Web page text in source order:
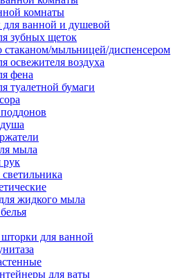
комнаты
ванной и душевой
зубных щеток
стаканом/мыльницей/диспенсером
освежителя воздуха
фена
туалетной бумаги
мыла
рук
жидкого мыла
для ванной
для ваты